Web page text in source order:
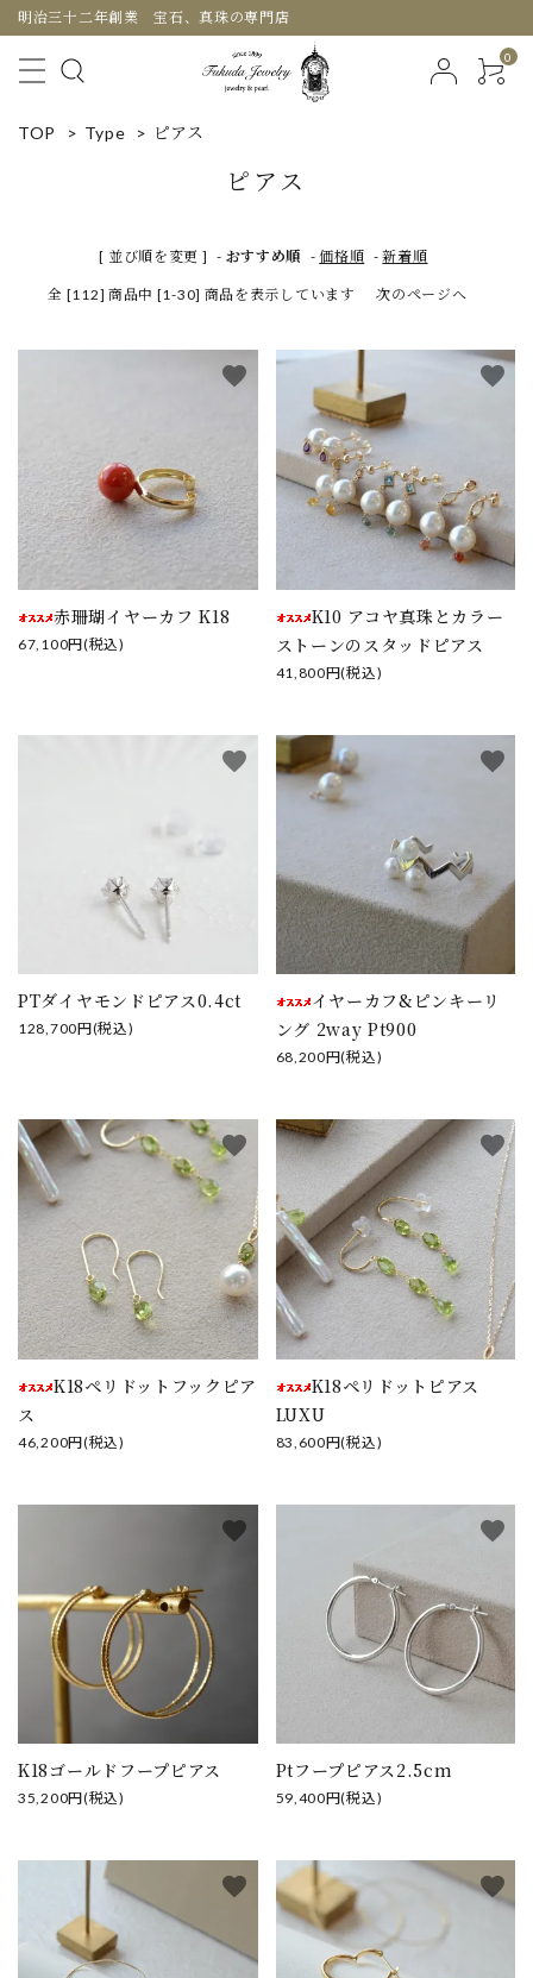
明治三十二年創業 宝石、真珠の専門店
0
TOP > Type > ピアス
ピアス
[ 並び順を変更 ] - おすすめ順 -価格順 -新着順
全 [112] 商品中 [1-30] 商品を表示しています 次のページへ
赤珊瑚イヤーカフ K18
67,100円(税込)
favorite
K10 アコヤ真珠とカラー
ストーンのスタッドピアス
41,800円(税込)
favorite
PTダイヤモンドピアス0.4ct
128,700円(税込)
favorite
イヤーカフ&ピンキーリ
ング 2way Pt900
68,200円(税込)
favorite
K18ペリドットフックピア
ス
46,200円(税込)
favorite
K18ペリドットピアス
LUXU
83,600円(税込)
favorite
K18ゴールドフープピアス
35,200円(税込)
favorite
Ptフープピアス2.5cm
59,400円(税込)
favorite
favorite favorite